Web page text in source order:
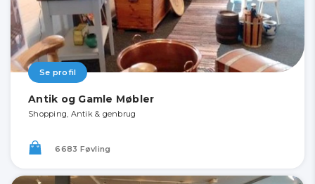
Se profil
Antik og Gamle Møbler
Shopping, Antik & genbrug
6683 Føvling